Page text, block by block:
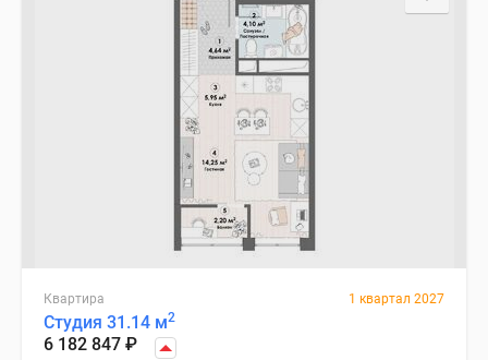
Квартира 1 квартал 2027
Студия 31.14 м2
6 182 847 ₽